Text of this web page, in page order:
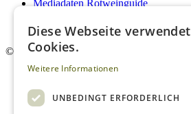
Mediadaten Rotweinguide
Newsletter
© 2026. Alle Rechte vorbehalten.
Diese Webseite verwendet
Cookies.
Weitere Informationen
UNBEDINGT ERFORDERLICH